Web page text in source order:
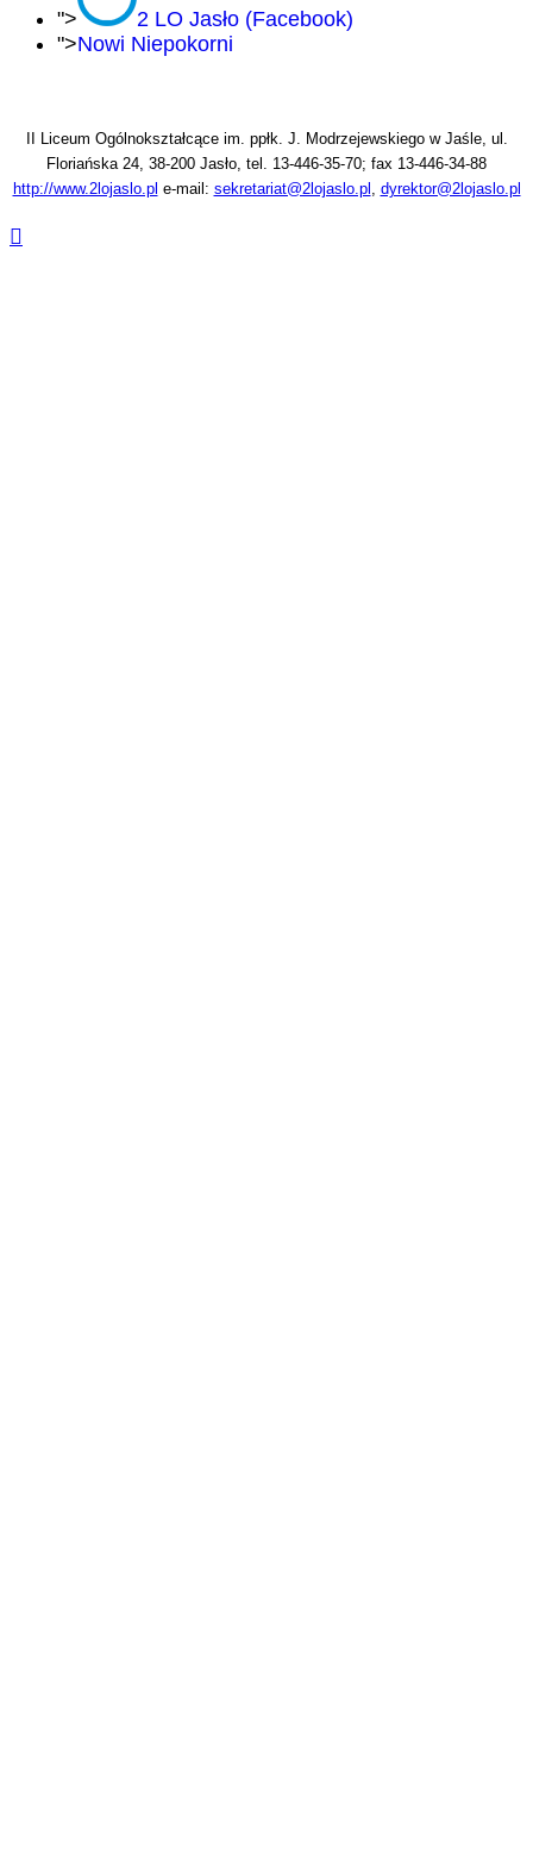
">
2 LO Jasło (Facebook)
">Nowi Niepokorni
II Liceum Ogólnokształcące im. ppłk. J. Modrzejewskiego w Jaśle, ul.
Floriańska 24, 38-200 Jasło, tel. 13-446-35-70; fax 13-446-34-88
http://www.2lojaslo.pl e-mail: sekretariat@2lojaslo.pl , dyrektor@2lojaslo.pl